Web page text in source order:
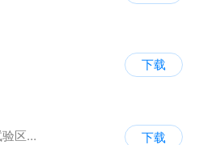
下载
云南自由贸易试验区琨枢国际珠宝有限公司
下载